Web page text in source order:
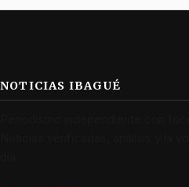
NOTICIAS IBAGUÉ